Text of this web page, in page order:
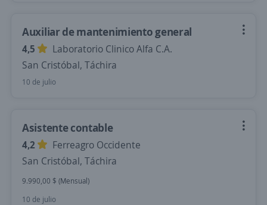
Auxiliar de mantenimiento general
4,5
Laboratorio Clinico Alfa C.A.
San Cristóbal, Táchira
10 de julio
Asistente contable
4,2
Ferreagro Occidente
San Cristóbal, Táchira
9.990,00 $ (Mensual)
10 de julio